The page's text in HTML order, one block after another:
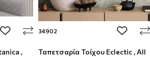
add to wishlist
,
34902 add to
Ταπετσαρία Τοίχου Eclectic , All